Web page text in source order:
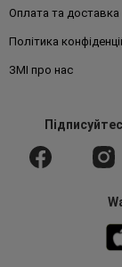
Оплата та доставка
Політика
ЗМІ про нас